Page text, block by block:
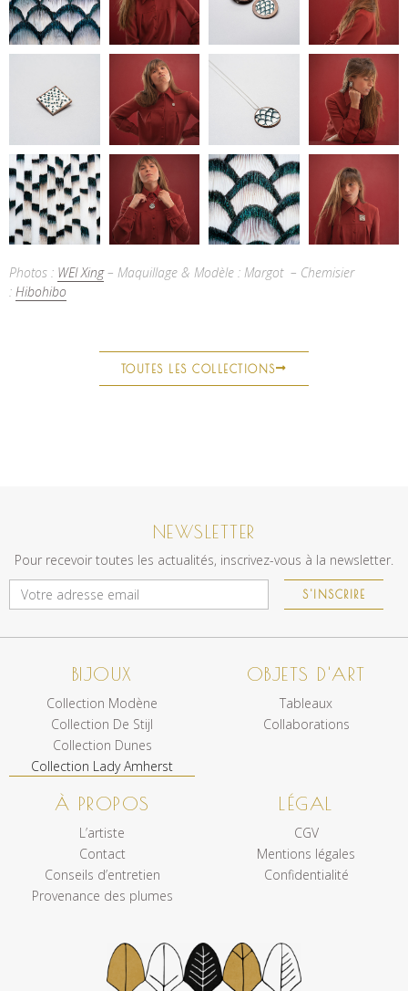
Photos : WEI Xing– Maquillage & Modèle : Margot – Chemisier
: Hibohibo
TOUTES LES COLLECTIONS
NEWSLETTER
Pour recevoir toutes les actualités, inscrivez-vous à la newsletter.
S'INSCRIRE
BIJOUX
Collection Modène
Collection De Stijl
Collection Dunes
Collection Lady Amherst
OBJETS D'ART
Tableaux
Collaborations
À PROPOS
L’artiste
Contact
Conseils d’entretien
Provenance des plumes
LÉGAL
CGV
Mentions légales
Confidentialité